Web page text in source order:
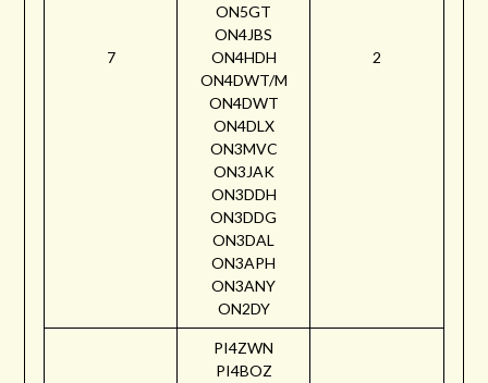
7
ON5GT
ON4JBS
ON4HDH
ON4DWT/M
ON4DWT
ON4DLX
ON3MVC
ON3JAK
ON3DDH
ON3DDG
ON3DAL
ON3APH
ON3ANY
ON2DY
2
PI4ZWN
PI4BOZ